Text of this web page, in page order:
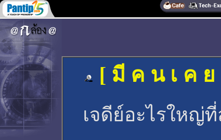
[ มี ค น เ ค ย
เจดีย์อะไรใหญ่